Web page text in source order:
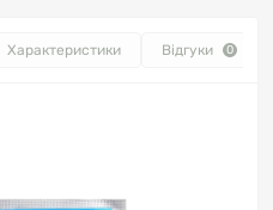
Характеристики Відгуки 0